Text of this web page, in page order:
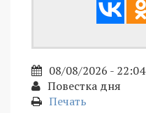
08/08/2026 - 22:04
Повестка дня
Печать